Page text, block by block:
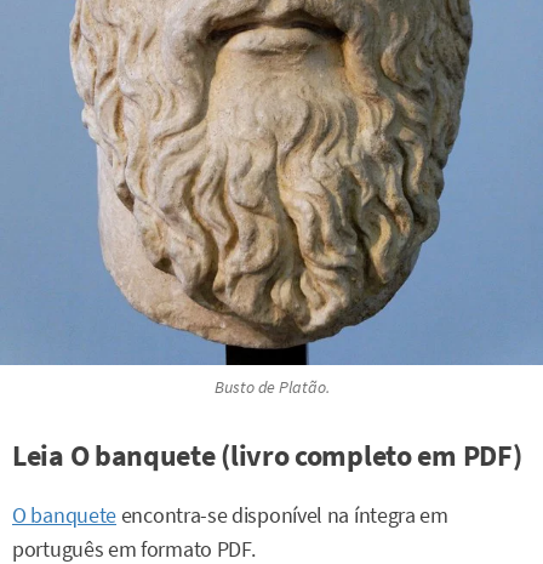
Busto de Platão.
Leia O banquete (livro completo em PDF)
O banqueteencontra-se disponível na íntegra em
português em formato PDF.